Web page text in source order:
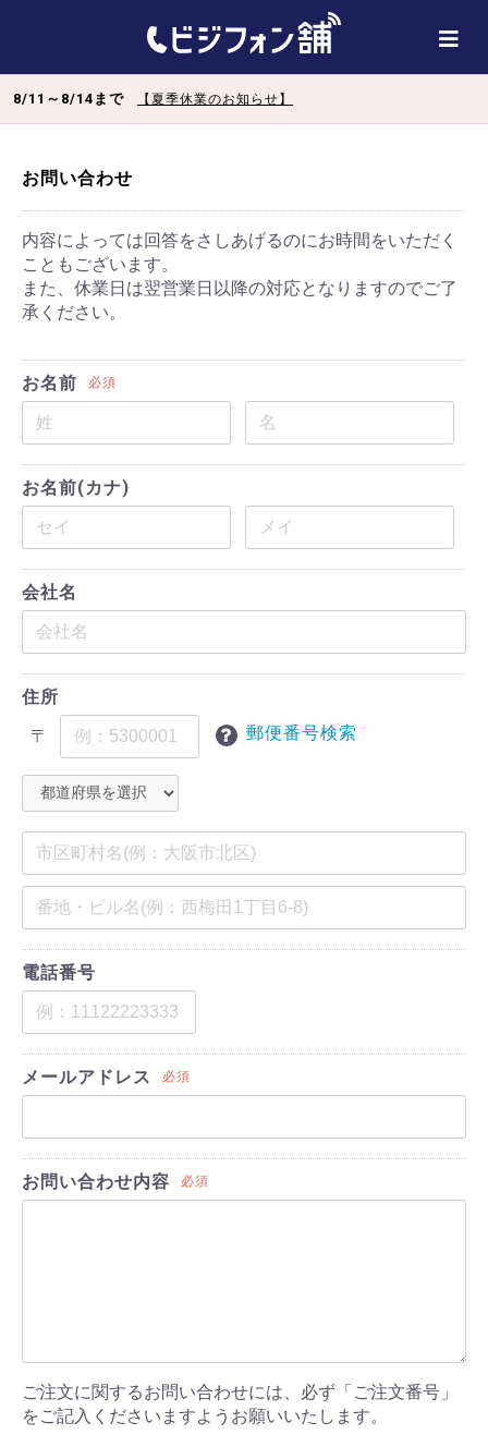
8/11～8/14まで 【夏季休業のお知らせ】
お問い合わせ
内容によっては回答をさしあげるのにお時間をいただく
こともございます。
また、休業日は翌営業日以降の対応となりますのでご了
承ください。
お名前 必須
お名前(カナ)
会社名
住所
〒
郵便番号検索
電話番号
メールアドレス 必須
お問い合わせ内容 必須
ご注文に関するお問い合わせには、必ず「ご注文番号」
をご記入くださいますようお願いいたします。